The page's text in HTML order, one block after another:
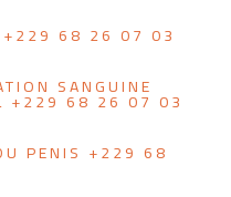
+229 68 26 07 03
SANGUINE
+229 68 26 07 03
PENIS +229 68